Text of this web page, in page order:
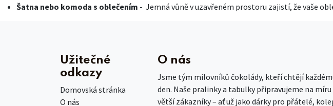
Šatna nebo komoda s oblečením - Jemná vůně v uzavřeném prostoru zajistí, že vaše
Užitečné
odkazy
Domovská stránka
O nás
O nás
Jsme tým milovníků čokolády, kteří chtějí
den. Naše pralinky a tabulky připravujeme na
větší zákazníky – ať už jako dárky pro přátelé,